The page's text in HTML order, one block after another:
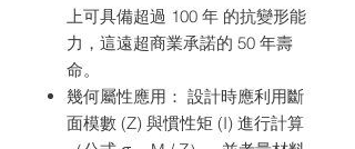
上可具備超過 100 年 的抗變形能
力，這遠超商業承諾的 50 年壽
命。
幾何屬性應用： 設計時應利用斷
面模數 (Z) 與慣性矩 (I) 進行計算